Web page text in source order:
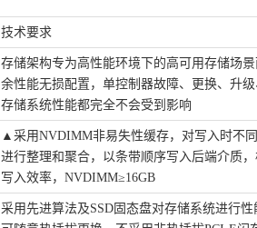
技术要求
存储架构专为高性能环境下的高可用存储场
余性能无损配置，单控制器故障、更换、升
存储系统性能都完全不会受到影响
▲ 采用NVDIMM非易失性缓存，对写入时不
进行整理和聚合，以条带顺序写入后端介质
写入效率，NVDIMM≥16GB
采用先进算法及SSD固态盘对存储系统进行性